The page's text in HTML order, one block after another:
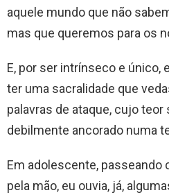
aquele mundo que não
mas que queremos para os
E, por ser intrínseco e único,
ter uma sacralidade que
palavras de ataque, cujo
debilmente ancorado numa
Em adolescente, passeando
pela mão, eu ouvia, já,